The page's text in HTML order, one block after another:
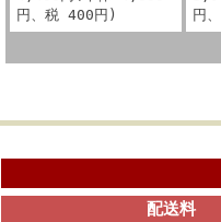
円、税 400円)
円
配送料